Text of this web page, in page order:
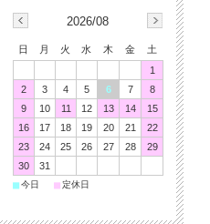
2026/08
日 月 火 水 木 金
土
1
2
3 4 5 6 7
8
9
10 11 12 13 14
15
16
17 18 19 20 21
22
23
24 25 26 27 28
29
30
31
■今日 ■定休日